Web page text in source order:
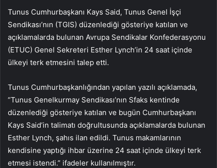
Tunus Cumhurbaşkanı Kays Said, Tunus Genel İşçi
Sendikası’nın (TGIS) düzenlediği gösteriye katılan ve
açıklamalarda bulunan Avrupa Sendikalar Konfederasyonu
(ETUC) Genel Sekreteri Esther Lynch’in 24 saat içinde
ülkeyi terk etmesini talep etti.
Tunus Cumhurbaşkanlığından yapılan yazılı açıklamada,
“Tunus Genelkurmay Sendikası’nın Sfaks kentinde
düzenlediği gösteriye katılan ve bugün Cumhurbaşkanı
Kays Said’in talimatı doğrultusunda açıklamalarda bulunan
Esther Lynch, şahıs ilan edildi. Tunus makamlarının
kendisine yaptığı ihbar üzerine 24 saat içinde ülkeyi terk
etmesi istendi.” ifadeler kullanılmıştır.